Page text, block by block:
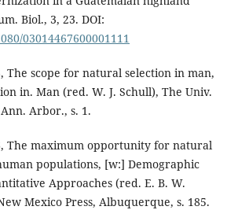
Biol., 3, 23. DOI:
03014467600001111
The scope for natural selection in man,
in. Man (red. W. J. Schull), The Univ.
Arbor., s. 1.
The maximum opportunity for natural
populations, [w:] Demographic
Approaches (red. E. B. W.
Mexico Press, Albuquerque, s. 185.